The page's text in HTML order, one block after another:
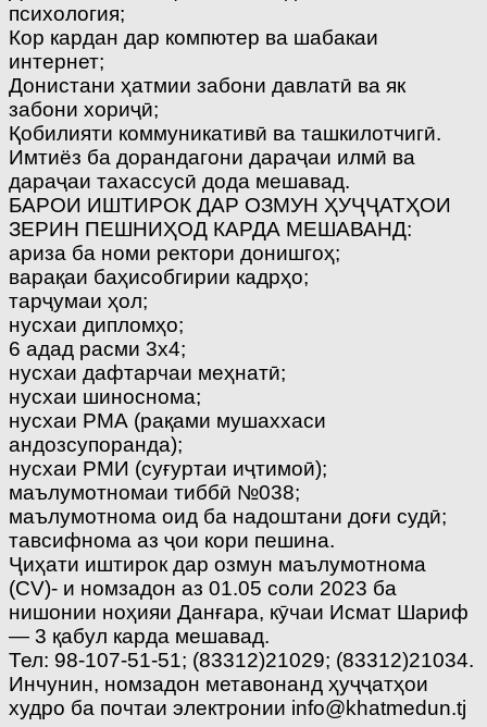
психология;
Кор кардан дар компютер ва шабакаи
интернет;
Донистани ҳатмии забони давлатӣ ва як
забони хориҷӣ;
Қобилияти коммуникативӣ ва ташкилотчигӣ.
Имтиёз ба дорандагони дараҷаи илмӣ ва
дараҷаи тахассусӣ дода мешавад.
БАРОИ ИШТИРОК ДАР ОЗМУН ҲУҶҶАТҲОИ
ЗЕРИН ПЕШНИҲОД КАРДА МЕШАВАНД:
ариза ба номи ректори донишгоҳ;
варақаи баҳисобгирии кадрҳо;
тарҷумаи ҳол;
нусхаи дипломҳо;
6 адад расми 3х4;
нусхаи дафтарчаи меҳнатӣ;
нусхаи шиноснома;
нусхаи РМА (рақами мушаххаси
андозсупоранда);
нусхаи РМИ (суғуртаи иҷтимоӣ);
маълумотномаи тиббӣ №038;
маълумотнома оид ба надоштани доғи судӣ;
тавсифнома аз ҷои кори пешина.
Ҷиҳати иштирок дар озмун маълумотнома
(CV)- и номзадон аз 01.05 соли 2023 ба
нишонии ноҳияи Данғара, кӯчаи Исмат Шариф
— 3 қабул карда мешавад.
Тел: 98-107-51-51; (83312)21029; (83312)21034.
Инчунин, номзадон метавонанд ҳуҷҷатҳои
худро ба почтаи электронии info@khatmedun.tj